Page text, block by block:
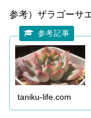
参考）ザラゴーサ
taniku-life.com